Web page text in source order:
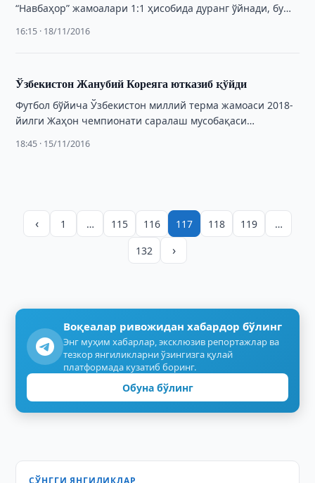
“Навбаҳор” жамоалари 1:1 ҳисобида дуранг ўйнади, бу
расмийлаштириш имконини берди.
16:15 · 18/11/2016
Ўзбекистон Жанубий Кореяга ютказиб қўйди
Футбол бўйича Ўзбекистон миллий терма жамоаси 2018-
йилги Жаҳон чемпионати саралаш мусобақаси
қўйди.
18:45 · 15/11/2016
‹ 1 … 115 116 117 118 119
…
132
›
Воқеалар ривожидан хабардор бўлинг
Энг муҳим хабарлар, эксклюзив репортажлар ва
тезкор янгиликларни ўзингизга қулай
платформада кузатиб боринг.
Обуна бўлинг
СЎНГГИ ЯНГИЛИКЛАР